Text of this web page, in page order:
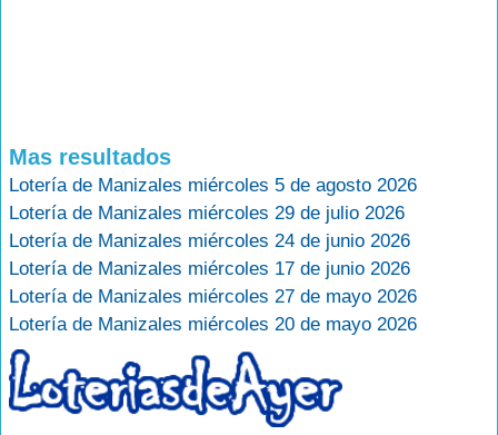
Mas resultados
Lotería de Manizales miércoles 5 de agosto 2026
Lotería de Manizales miércoles 29 de julio 2026
Lotería de Manizales miércoles 24 de junio 2026
Lotería de Manizales miércoles 17 de junio 2026
Lotería de Manizales miércoles 27 de mayo 2026
Lotería de Manizales miércoles 20 de mayo 2026